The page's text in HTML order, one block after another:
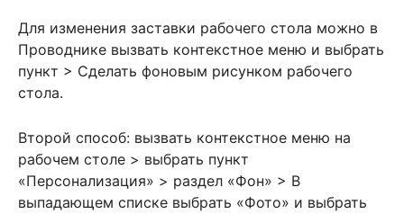
Для изменения заставки рабочего стола можно в
Проводнике вызвать контекстное меню и выбрать
пункт > Сделать фоновым рисунком рабочего
стола.
Второй способ: вызвать контекстное меню на
рабочем столе > выбрать пункт
«Персонализация» > раздел «Фон» > В
выпадающем списке выбрать «Фото» и выбрать